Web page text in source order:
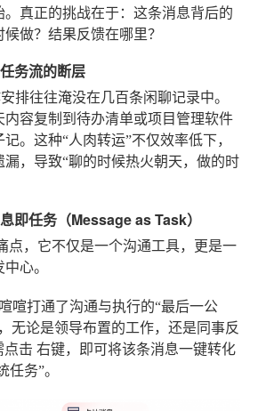
真正的挑战在于：这条消息背后的
做？结果反馈在哪里？
务流的断层
排往往淹没在几百条闲聊记录中。
内容复制到待办清单或项目管理软件
。这种“人肉转运”不仅效率低下，
漏，导致“聊的时候热火朝天，做的时
即任务（Message as Task）
点，它不仅是一个沟通工具，更是一
心。
喧喧打通了沟通与执行的“最后一公
无论是领导布置的工作，还是同事反
点击 右键，即可将该条消息一键转化
任务”。